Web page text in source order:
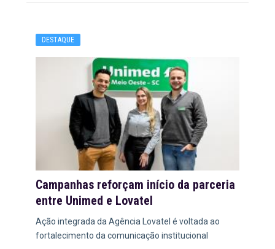
DESTAQUE
Campanhas reforçam início da parceria
entre Unimed e Lovatel
Ação integrada da Agência Lovatel é voltada ao
fortalecimento da comunicação institucional